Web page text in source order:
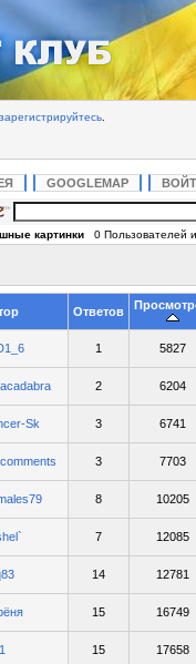
зарегистрируйтесь
GOOGLEMAP
картинки 0 Пользователей
Ответов
1 5827
2 6204
Sk 3 6741
3 7703
8 10205
7 12085
14 12781
15 16749
15 17658